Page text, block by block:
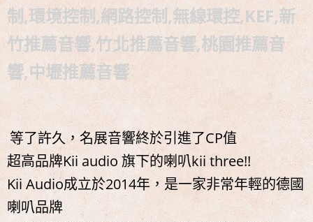
制,環境控制,網路控制,無線環控,KEF,新
竹推薦音響,竹北推薦音響,桃園推薦音
響,中壢推薦音響
等了許久，名展音響終於引進了CP值
超高品牌Kii audio 旗下的喇叭kii three!!
Kii Audio成立於2014年，是一家非常年輕的德國
喇叭品牌